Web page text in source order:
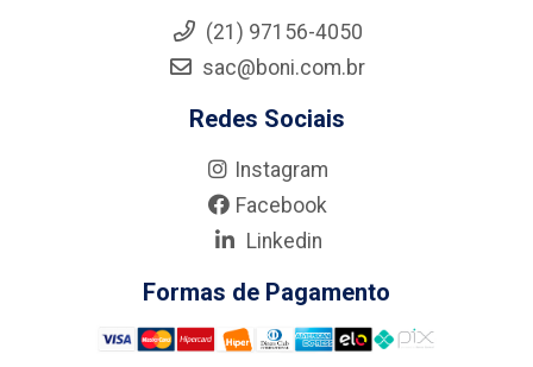
(21) 97156-4050
sac@boni.com.br
Redes Sociais
Instagram
Facebook
Linkedin
Formas de Pagamento